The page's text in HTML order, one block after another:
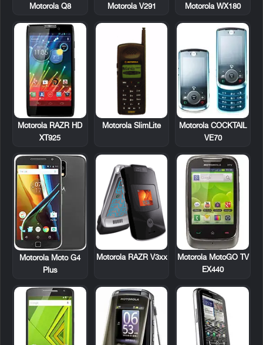
Motorola WX180
Motorola V291
Motorola Q8
Motorola COCKTAIL
VE70
Motorola SlimLite
Motorola RAZR HD
XT925
Motorola MotoGO TV
EX440
Motorola RAZR V3xx
Motorola Moto G4
Plus